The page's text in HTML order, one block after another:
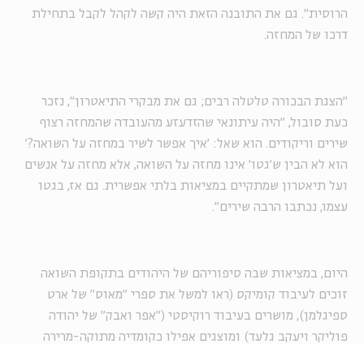
הרוסית". גם את התובנה הזאת היה קשה לקהל לקבל בתחילת
דרכו של המחזה.
"הצגת הבכורה טלטלה רבים; גם את מבקרי התיאטרון", נזכר
כעת סובול, "היה עיתונאי שהזדעזע מהעובדה שהמחזה רצוף
שירים וריקודים. הוא שאל: 'איך אפשר לשיר במחזה על השואה?'
הוא לא הבין ש'גטו' אינו מחזה על השואה, אלא מחזה על אנשים
ועל תיאטרון שמתקיים במציאות בלתי אפשרית. גם אז, בגטו
עצמו, נכתבו הרבה שירים".
היום, במציאות שבה סיפוריהם של היהודים בתקופת השואה
זוכים לעיבוד קומיקס (ראו למשל את ספרי "מאוס" של ארט
ספיגלמן), מושרים בעיבוד רוקיסטי ("אפר ואבק" של יהודה
פוליקר ויעקב גלעד) ומוצגים אפילו כקומדיה מתוקה-מרירה